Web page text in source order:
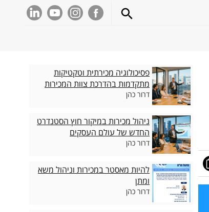
פסיכולוגיה מכירתית וטקטיקות
מתקדמות בהדרכת צוות המכירות
דרור כהן
ניהול מכירות במיקור חוץ הסטנדרט
החדש של עולם העסקים
דרור כהן
להיות מאסטר במכירות וניהול משא
ומתן
דרור כהן